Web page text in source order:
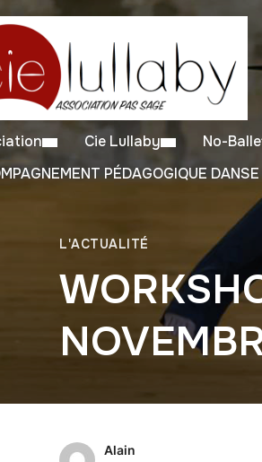
Cie Lullaby No-
PÉDAGOGIQUE
L'ACTUALITÉ
Alain